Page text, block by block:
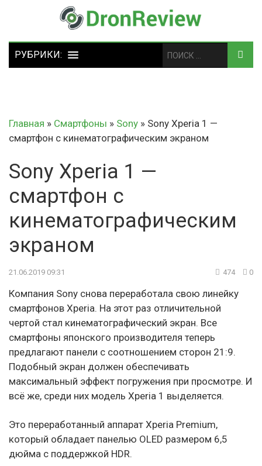
Главная » Смартфоны » Sony » Sony Xperia 1 —
смартфон с кинематографическим экраном
Sony Xperia 1 —
смартфон с
кинематографическим
экраном
21.06.2019 09:31 474 0
Компания Sony снова переработала свою линейку
смартфонов Xperia. На этот раз отличительной
чертой стал кинематографический экран. Все
смартфоны японского производителя теперь
предлагают панели с соотношением сторон 21:9.
Подобный экран должен обеспечивать
максимальный эффект погружения при просмотре. И
всё же, среди них модель Xperia 1 выделяется.
Это переработанный аппарат Xperia Premium,
который обладает панелью OLED размером 6,5
дюйма с поддержкой HDR.